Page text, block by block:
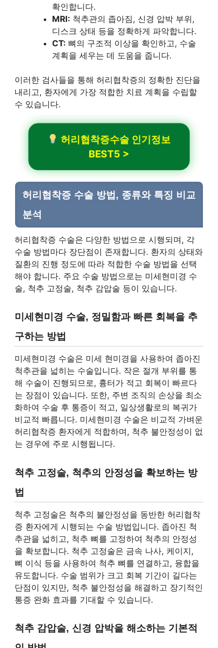
확인합니다.
MRI: 척추관의 좁아짐, 신경 압박 부위,
디스크 상태 등을 정확하게 파악합니다.
CT: 뼈의 구조적 이상을 확인하고, 수술
계획을 세우는 데 도움을 줍니다.
이러한 검사들을 통해 허리협착증의 정확한 진단을
내리고, 환자에게 가장 적합한 치료 계획을 수립할
수 있습니다.
허리협착증수술 인기정보
BEST5 >
허리협착증 수술 방법, 종류와 특징 비교
분석
허리협착증 수술은 다양한 방법으로 시행되며, 각
수술 방법마다 장단점이 존재합니다. 환자의 상태와
질환의 진행 정도에 따라 적합한 수술 방법을 선택
해야 합니다. 주요 수술 방법으로는 미세현미경 수
술, 척추 고정술, 척추 감압술 등이 있습니다.
미세현미경 수술, 정밀함과 빠른 회복을 추
구하는 방법
미세현미경 수술은 미세 현미경을 사용하여 좁아진
척추관을 넓히는 수술입니다. 작은 절개 부위를 통
해 수술이 진행되므로, 흉터가 적고 회복이 빠르다
는 장점이 있습니다. 또한, 주변 조직의 손상을 최소
화하여 수술 후 통증이 적고, 일상생활로의 복귀가
비교적 빠릅니다. 미세현미경 수술은 비교적 가벼운
허리협착증 환자에게 적합하며, 척추 불안정성이 없
는 경우에 주로 시행됩니다.
척추 고정술, 척추의 안정성을 확보하는 방
법
척추 고정술은 척추의 불안정성을 동반한 허리협착
증 환자에게 시행되는 수술 방법입니다. 좁아진 척
추관을 넓히고, 척추 뼈를 고정하여 척추의 안정성
을 확보합니다. 척추 고정술은 금속 나사, 케이지,
뼈 이식 등을 사용하여 척추 뼈를 연결하고, 융합을
유도합니다. 수술 범위가 크고 회복 기간이 길다는
단점이 있지만, 척추 불안정성을 해결하고 장기적인
통증 완화 효과를 기대할 수 있습니다.
척추 감압술, 신경 압박을 해소하는 기본적